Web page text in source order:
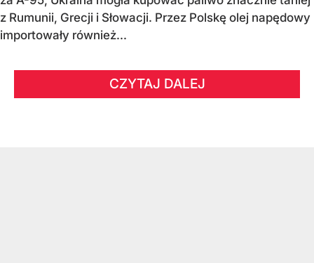
z Rumunii, Grecji i Słowacji. Przez Polskę olej napędowy
importowały również...
CZYTAJ DALEJ